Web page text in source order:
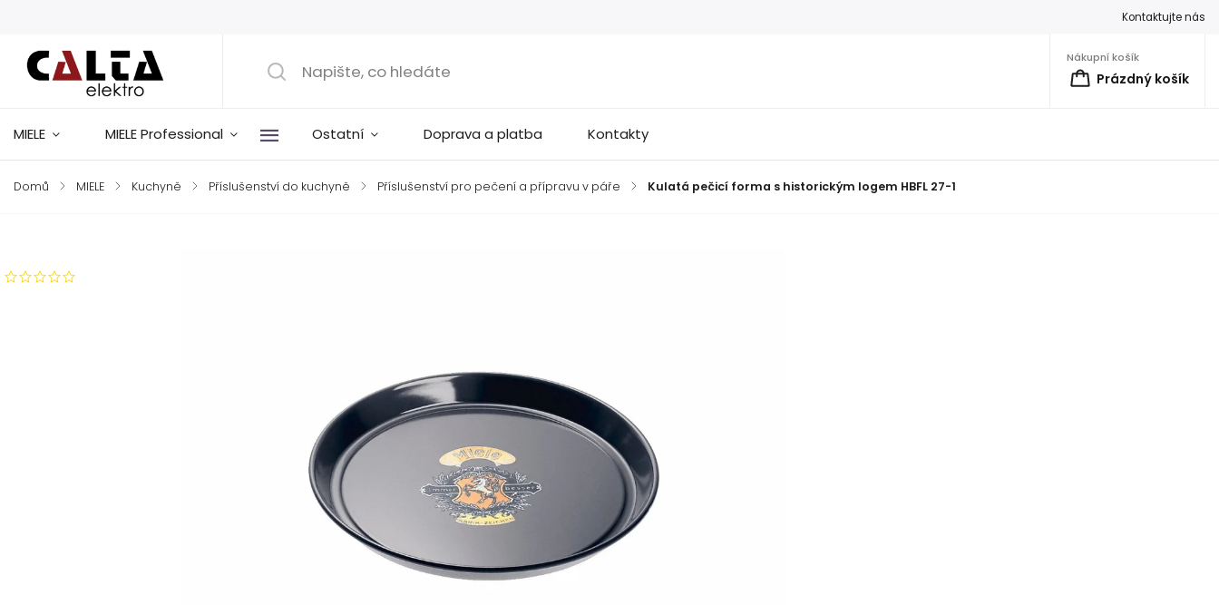
Kontaktujte nás
Nákupní košík
Prázdný košík
MIELE MIELE Professional Ostatní Doprava a platba Kontakty
Domů / MIELE / Kuchyně / Příslušenství do kuchyně / Příslušenství pro pečení a přípravu v páře / Kulatá pečicí forma s historickým logem HBFL 27-1